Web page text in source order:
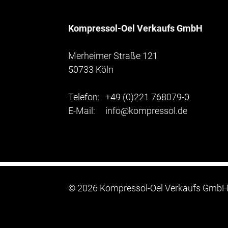
Kompressol-Oel Verkaufs GmbH
Merheimer Straße 121
50733 Köln
Telefon: +49 (0)221 768079-0
E-Mail:
info@kompressol.de
© 2026 Kompressol-Oel Verkaufs